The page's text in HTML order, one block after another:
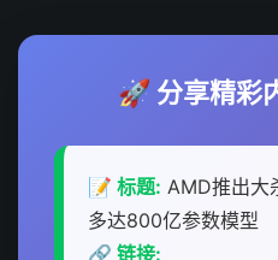
🚀 分享精彩
📝 标题: AMD推出大
多达800亿参数模型
🔗 链接: